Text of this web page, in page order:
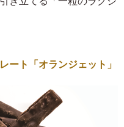
ート「オランジェット」